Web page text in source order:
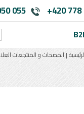
+420
055
| المصحات و المنتجعات